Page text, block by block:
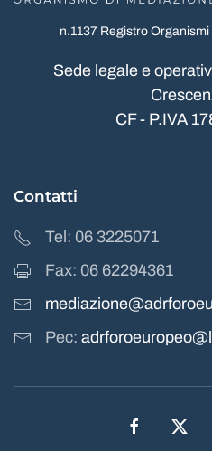
n.1137 Registro
Sede legale e
CF - P.IVA
Contatti
Tel: 06 3225071
Fax: 06 62294361
Pec: